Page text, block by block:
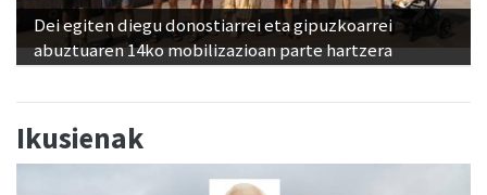
Dei egiten diegu donostiarrei eta gipuzkoarrei
abuztuaren 14ko mobilizazioan parte hartzera
Ikusienak